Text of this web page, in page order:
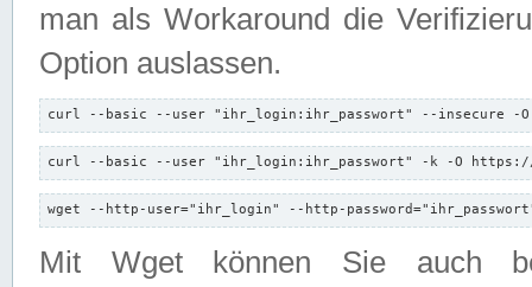
man als Workaround die
Option auslassen.
curl --basic --user "ihr_login:ihr_passwort" --insecure -
curl --basic --user "ihr_login:ihr_passwort" -k -O https://
wget --http-user="ihr_login" --http-
Mit Wget können Sie auch